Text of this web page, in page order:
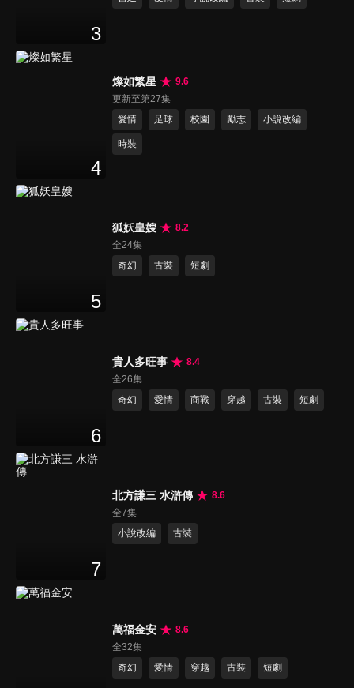
3
4
燦如繁星
9.6
更新至第27集
愛情
足球 校園 勵志 小說改編
時裝
5
狐妖皇嫂
8.2
全24集
奇幻
古裝 短劇
6
貴人多旺事
8.4
全26集
奇幻
愛情 商戰 穿越 古裝 短劇
7
北方謙三 水滸傳
8.6
全7集
小說改編
古裝
萬福金安
8.6
全32集
奇幻
愛情 穿越 古裝 短劇